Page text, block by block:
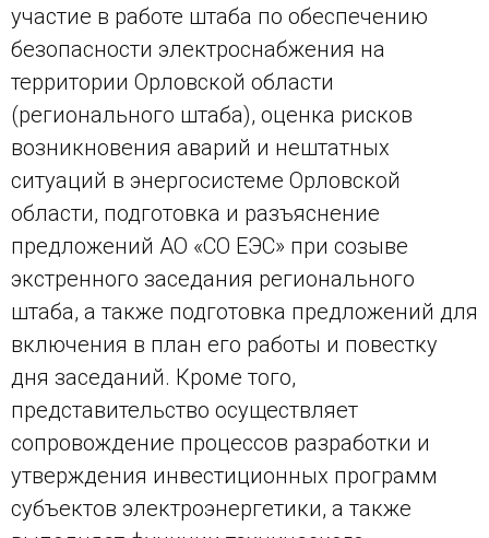
участие в работе штаба по обеспечению
безопасности электроснабжения на
территории Орловской области
(регионального штаба), оценка рисков
возникновения аварий и нештатных
ситуаций в энергосистеме Орловской
области, подготовка и разъяснение
предложений АО «СО ЕЭС» при созыве
экстренного заседания регионального
штаба, а также подготовка предложений для
включения в план его работы и повестку
дня заседаний. Кроме того,
представительство осуществляет
сопровождение процессов разработки и
утверждения инвестиционных программ
субъектов электроэнергетики, а также